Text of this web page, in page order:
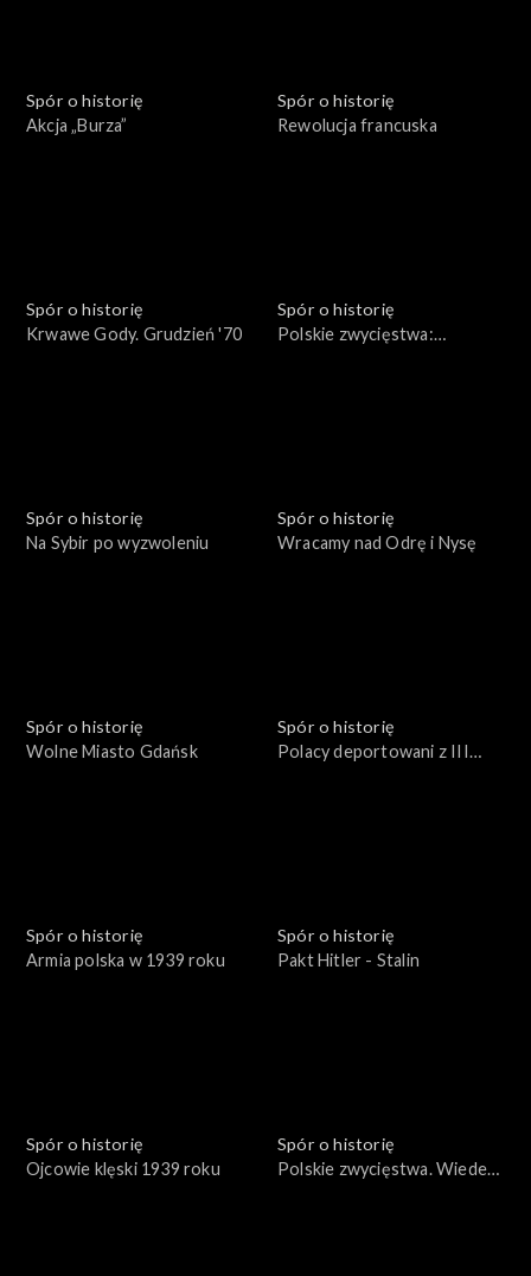
Spór o historię
Akcja „Burza”
Spór o historię
Rewolucja francuska
Spór o historię
Krwawe Gody. Grudzień '70
Spór o historię
Polskie zwycięstwa:
Spór o historię
Na Sybir po wyzwoleniu
Spór o historię
Wracamy nad Odrę i Nysę
Spór o historię
Wolne Miasto Gdańsk
Spór o historię
Polacy deportowani z III
Spór o historię
Armia polska w 1939 roku
Spór o historię
Pakt Hitler - Stalin
Spór o historię
Ojcowie klęski 1939 roku
Spór o historię
Polskie zwycięstwa. Wiedeń